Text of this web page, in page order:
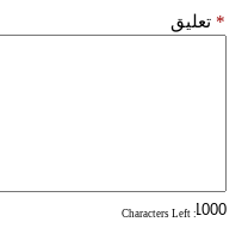
تعليق *
: Characters Left